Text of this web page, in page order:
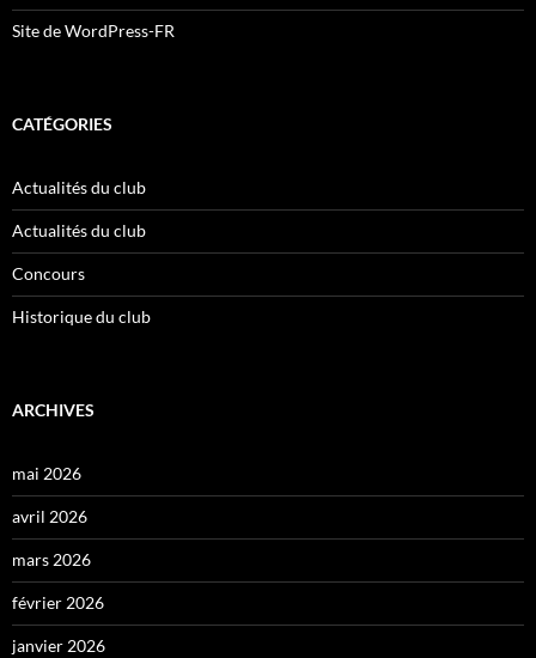
Site de WordPress-FR
CATÉGORIES
Actualités du club
Actualités du club
Concours
Historique du club
ARCHIVES
mai 2026
avril 2026
mars 2026
février 2026
janvier 2026